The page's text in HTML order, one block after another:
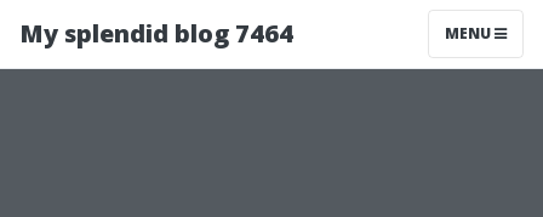
My splendid blog 7464 MENU